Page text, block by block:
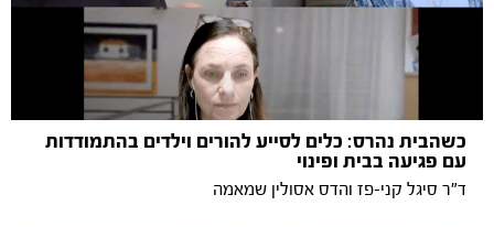
כשהבית נהרס: כלים לסייע להורים וילדים בהתמודדות
עם פגיעה בבית ופינוי
ד"ר סיגל קני-פז והדס אסולין שמאמה